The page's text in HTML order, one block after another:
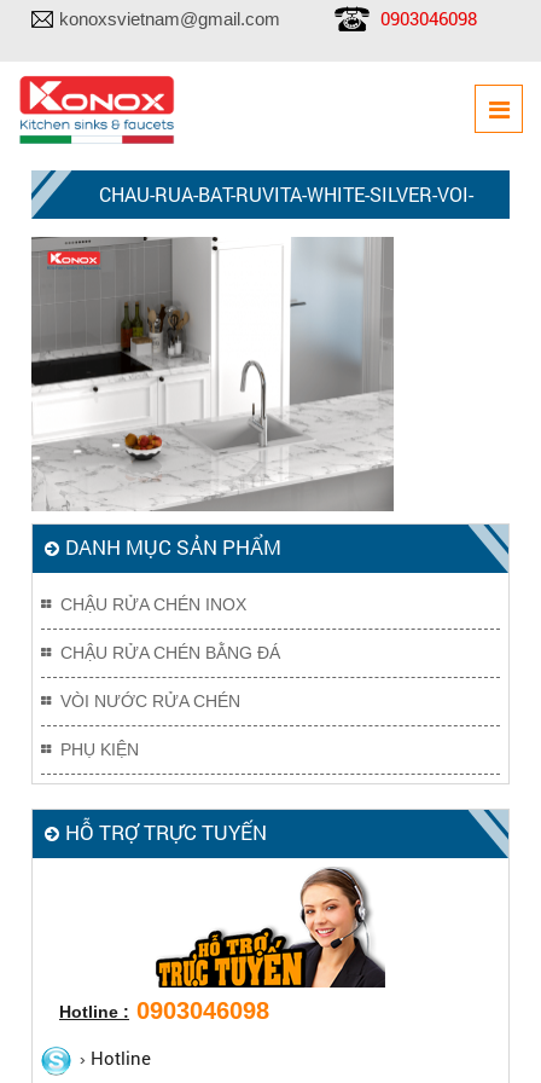
konoxsvietnam@gmail.com 0903046098
CHAU-RUA-BAT-RUVITA-WHITE-SILVER-VOI-
RUA-BAT-PONTE-CHROME-22-1024×777
DANH MỤC SẢN PHẨM
CHẬU RỬA CHÉN INOX
CHẬU RỬA CHÉN BẰNG ĐÁ
VÒI NƯỚC RỬA CHÉN
PHỤ KIỆN
HỖ TRỢ TRỰC TUYẾN
Hotline : 0903046098
Hotline